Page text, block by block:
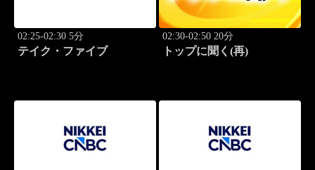
02:25-02:30 5分
テイク・ファイブ
02:30-02:50 20分
トップに聞く(再)